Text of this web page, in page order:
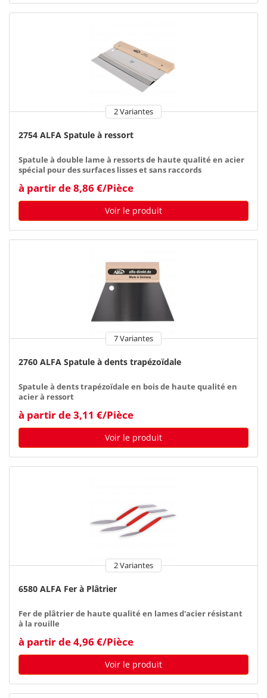
2 Variantes
2754 ALFA Spatule à ressort
Spatule à double lame à ressorts de haute qualité en acier
spécial pour des surfaces lisses et sans raccords
à partir de 8,86 €/Pièce
Voir le produit
7 Variantes
2760 ALFA Spatule à dents trapézoïdale
Spatule à dents trapézoïdale en bois de haute qualité en
acier à ressort
à partir de 3,11 €/Pièce
Voir le produit
2 Variantes
6580 ALFA Fer à Plâtrier
Fer de plâtrier de haute qualité en lames d'acier résistant
à la rouille
à partir de 4,96 €/Pièce
Voir le produit